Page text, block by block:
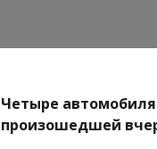
Четыре автомобиля
произошедшей